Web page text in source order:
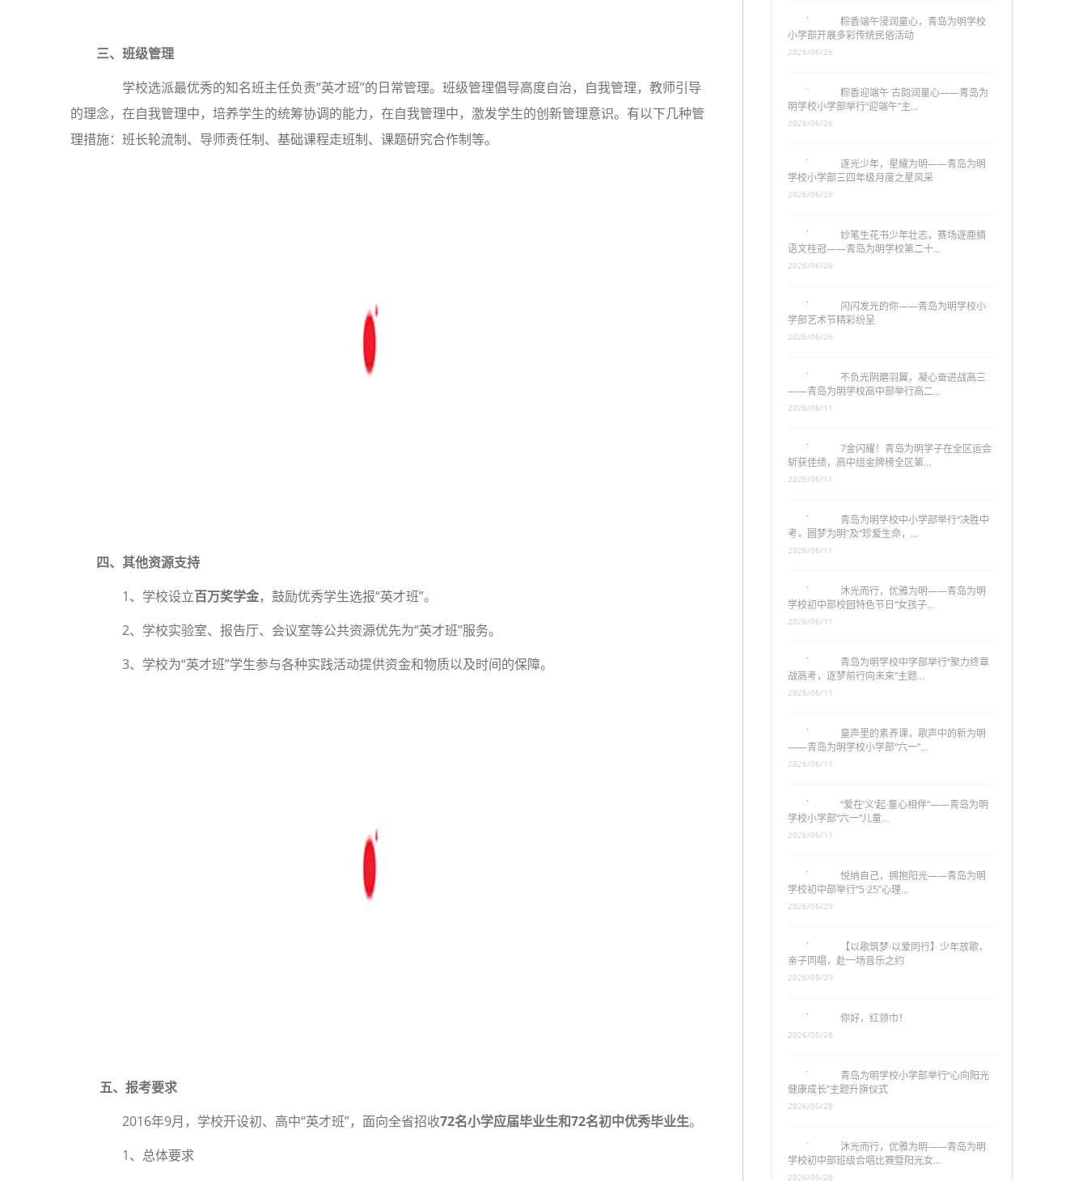
三、班级管理
学校选派最优秀的知名班主任负责“英才班”的日常管理。班级管理倡导高度自治，自我管理，教师引导
的理念，在自我管理中，培养学生的统筹协调的能力，在自我管理中，激发学生的创新管理意识。有以下几种管
理措施：班长轮流制、导师责任制、基础课程走班制、课题研究合作制等。
四、其他资源支持
1、学校设立百万奖学金，鼓励优秀学生选报“英才班”。
2、学校实验室、报告厅、会议室等公共资源优先为“英才班”服务。
3、学校为“英才班”学生参与各种实践活动提供资金和物质以及时间的保障。
五、报考要求
2016年9月，学校开设初、高中“英才班”，面向全省招收72名小学应届毕业生和72名初中优秀毕业生。
1、总体要求
粽香端午浸润童心，青岛为明学校
小学部开展多彩传统民俗活动
粽香迎端午 古韵润童心——青岛为
明学校小学部举行“迎端午”主…
逐光少年，星耀为明——青岛为明
学校小学部三四年级月度之星风采
妙笔生花书少年壮志，赛场逐鹿摘
语文桂冠——青岛为明学校第二十…
闪闪发光的你——青岛为明学校小
学部艺术节精彩纷呈
2026/06/26
不负光阴磨羽翼，凝心奋进战高三
——青岛为明学校高中部举行高二…
7金闪耀！青岛为明学子在全区运会
斩获佳绩，高中组金牌榜全区第…
2026/06/11
青岛为明学校中小学部举行“决胜中
考，圆梦为明”及“珍爱生命，…
2026/06/11
沐光而行，优雅为明——青岛为明
学校初中部校园特色节日“女孩子…
2026/06/11
青岛为明学校中学部举行“聚力终章
战高考，逐梦前行向未来”主题…
2026/06/11
童声里的素养课，歌声中的新为明
——青岛为明学校小学部“六一”…
2026/06/11
“爱在‘义’起·童心相伴”——青岛为明
学校小学部“六一”儿童…
2026/06/11
悦纳自己，拥抱阳光——青岛为明
学校初中部举行“5·25”心理…
2026/05/29
【以歌筑梦·以爱同行】少年放歌，
亲子同唱，赴一场音乐之约
2026/05/29
你好，红领巾！
2026/05/28
青岛为明学校小学部举行“心向阳光
健康成长”主题升旗仪式
2026/05/28
沐光而行，优雅为明——青岛为明
学校初中部班级合唱比赛暨阳光女…
2026/05/28